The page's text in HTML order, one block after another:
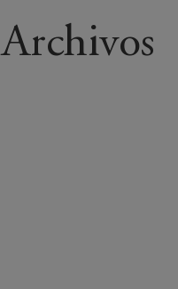
Archivos